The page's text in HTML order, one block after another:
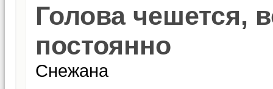
Голова чешется,
постоянно
Снежана